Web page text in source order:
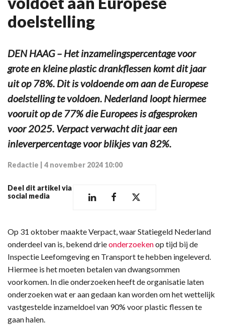
doelstelling
DEN HAAG – Het inzamelingspercentage voor
grote en kleine plastic drankflessen komt dit jaar
uit op 78%. Dit is voldoende om aan de Europese
doelstelling te voldoen. Nederland loopt hiermee
vooruit op de 77% die Europees is afgesproken
voor 2025. Verpact verwacht dit jaar een
inleverpercentage voor blikjes van 82%.
Redactie 4 november 2024 10:00
Deel dit artikel via
social media
Op 31 oktober maakte Verpact, waar Statiegeld Nederland
onderdeel van is, bekend drieonderzoekenop tijd bij de
Inspectie Leefomgeving en Transport te hebben ingeleverd.
Hiermee is het moeten betalen van dwangsommen
voorkomen. In die onderzoeken heeft de organisatie laten
onderzoeken wat er aan gedaan kan worden om het wettelijk
vastgestelde inzameldoel van 90% voor plastic flessen te
gaan halen.